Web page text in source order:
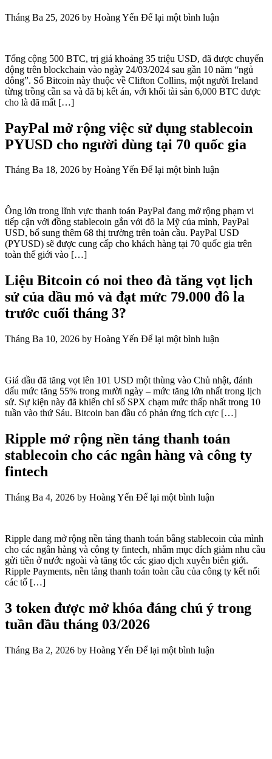
Tháng Ba 25, 2026 by Hoàng Yến Để lại một bình luận
Tổng cộng 500 BTC, trị giá khoảng 35 triệu USD, đã được chuyển
động trên blockchain vào ngày 24/03/2024 sau gần 10 năm “ngủ
đông”. Số Bitcoin này thuộc về Clifton Collins, một người Ireland
từng trồng cần sa và đã bị kết án, với khối tài sản 6,000 BTC được
cho là đã mất […]
PayPal mở rộng việc sử dụng stablecoin
PYUSD cho người dùng tại 70 quốc gia
Tháng Ba 18, 2026 by Hoàng Yến Để lại một bình luận
Ông lớn trong lĩnh vực thanh toán PayPal đang mở rộng phạm vi
tiếp cận với đồng stablecoin gắn với đô la Mỹ của mình, PayPal
USD, bổ sung thêm 68 thị trường trên toàn cầu. PayPal USD
(PYUSD) sẽ được cung cấp cho khách hàng tại 70 quốc gia trên
toàn thế giới vào […]
Liệu Bitcoin có noi theo đà tăng vọt lịch
sử của dầu mỏ và đạt mức 79.000 đô la
trước cuối tháng 3?
Tháng Ba 10, 2026 by Hoàng Yến Để lại một bình luận
Giá dầu đã tăng vọt lên 101 USD một thùng vào Chủ nhật, đánh
dấu mức tăng 55% trong mười ngày – mức tăng lớn nhất trong lịch
sử. Sự kiện này đã khiến chỉ số SPX chạm mức thấp nhất trong 10
tuần vào thứ Sáu. Bitcoin ban đầu có phản ứng tích cực […]
Ripple mở rộng nền tảng thanh toán
stablecoin cho các ngân hàng và công ty
fintech
Tháng Ba 4, 2026 by Hoàng Yến Để lại một bình luận
Ripple đang mở rộng nền tảng thanh toán bằng stablecoin của mình
cho các ngân hàng và công ty fintech, nhằm mục đích giảm nhu cầu
gửi tiền ở nước ngoài và tăng tốc các giao dịch xuyên biên giới.
Ripple Payments, nền tảng thanh toán toàn cầu của công ty kết nối
các tổ […]
3 token được mở khóa đáng chú ý trong
tuần đầu tháng 03/2026
Tháng Ba 2, 2026 by Hoàng Yến Để lại một bình luận